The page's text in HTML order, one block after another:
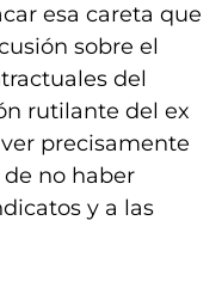
esa careta que
sobre el
del
rutilante del ex
precisamente
no haber
y a las